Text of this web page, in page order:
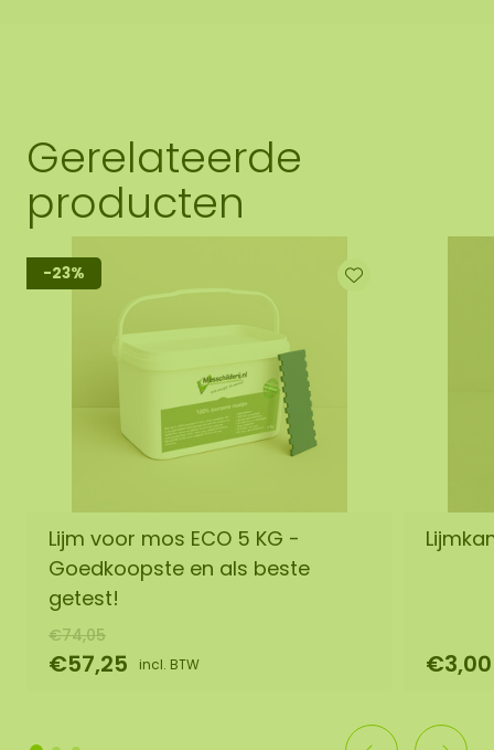
Gerelateerde
producten
-23%
Lijm voor mos ECO 5 KG -
Goedkoopste en als beste
getest!
€74,05
€57,25 incl. BTW €3,00